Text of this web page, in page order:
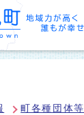
町各種団体等